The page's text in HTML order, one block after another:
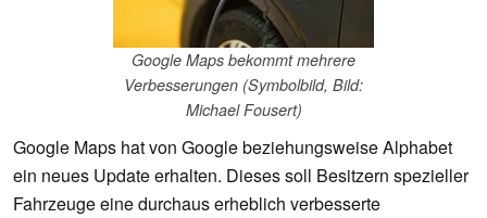
Google Maps bekommt mehrere
Verbesserungen (Symbolbild, Bild:
Michael Fousert)
Google Maps hat von Google beziehungsweise Alphabet
ein neues Update erhalten. Dieses soll Besitzern spezieller
Fahrzeuge eine durchaus erheblich verbesserte